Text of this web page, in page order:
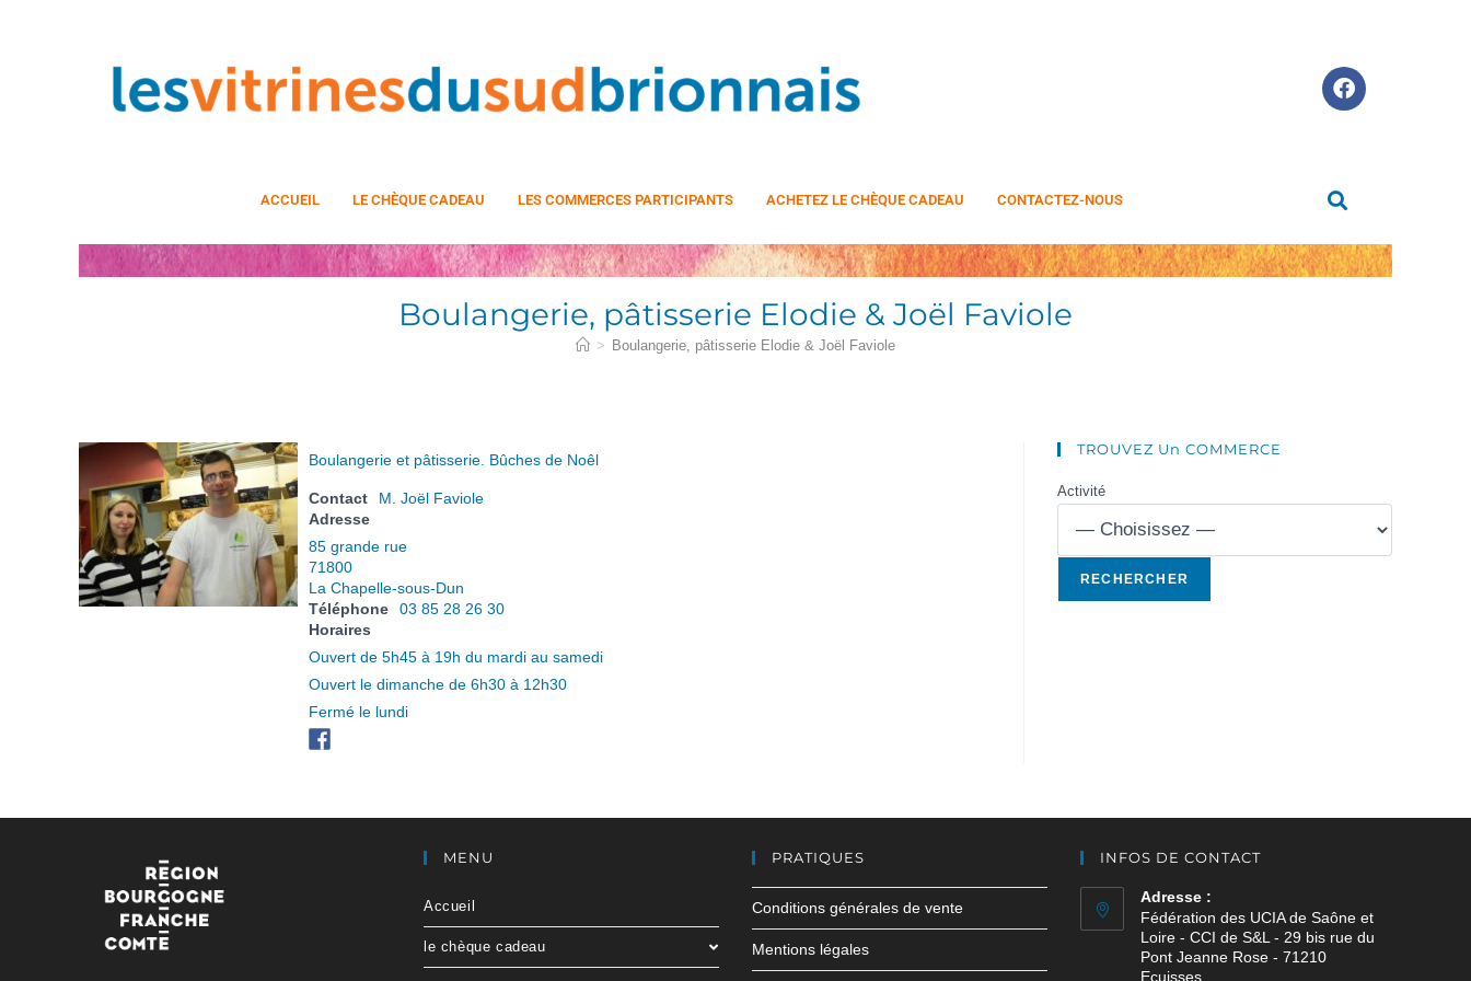
ACCUEIL LE CHÈQUE CADEAU LES COMMERCES PARTICIPANTS ACHETEZ LE CHÈQUE CADEAU CONTACTEZ-NOUS
Boulangerie, pâtisserie Elodie & Joël Faviole
> Boulangerie, pâtisserie Elodie & Joël Faviole
Boulangerie et pâtisserie. Bûches de Noêl
Contact
M. Joël Faviole
Adresse
85 grande rue
71800
La Chapelle-sous-Dun
Téléphone
03 85 28 26 30
Horaires
Ouvert de 5h45 à 19h du mardi au samedi
Ouvert le dimanche de 6h30 à 12h30
Fermé le lundi
TROUVEZ Un COMMERCE
Activité
MENU
Accueil
le chèque cadeau
PRATIQUES
Conditions générales de vente
Mentions légales
INFOS DE CONTACT
Adresse :
Fédération des UCIA de Saône et
Loire - CCI de S&L - 29 bis rue du
Pont Jeanne Rose - 71210
Ecuisses